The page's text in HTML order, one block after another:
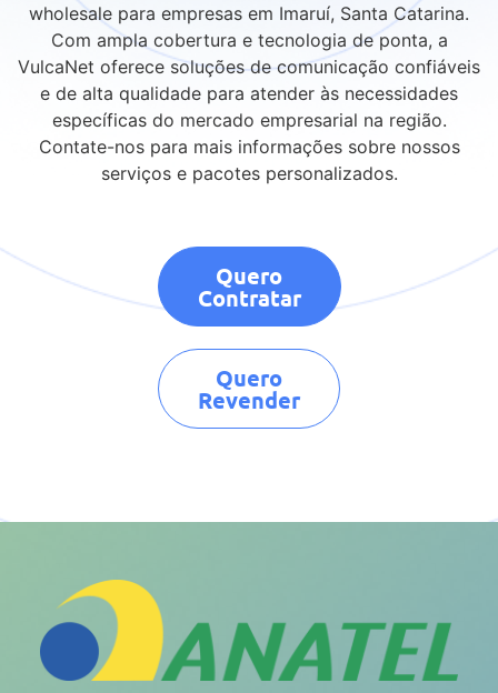
wholesale para empresas em Imaruí, Santa Catarina.
Com ampla cobertura e tecnologia de ponta, a
VulcaNet oferece soluções de comunicação confiáveis
e de alta qualidade para atender às necessidades
específicas do mercado empresarial na região.
Contate-nos para mais informações sobre nossos
serviços e pacotes personalizados.
Quero
Contratar
Quero
Revender